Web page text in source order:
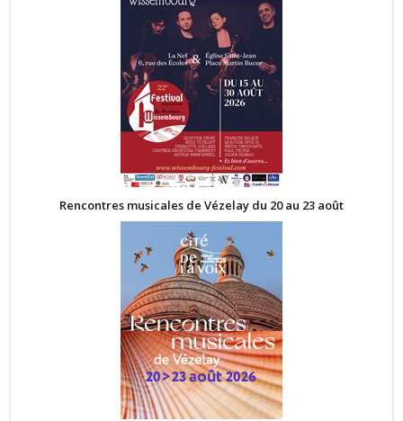
Rencontres musicales de Vézelay du 20 au 23 août